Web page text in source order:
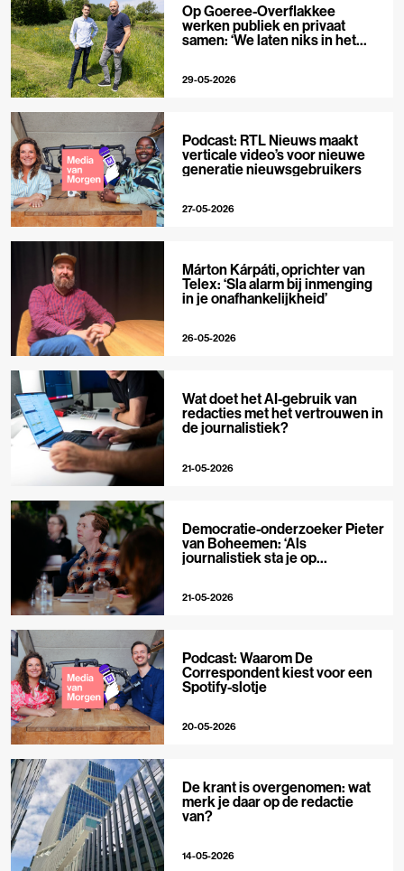
Op Goeree-Overflakkee
werken publiek en privaat
samen: ‘We laten niks in het
29-05-2026
Podcast: RTL Nieuws maakt
verticale video’s voor nieuwe
generatie nieuwsgebruikers
27-05-2026
Márton Kárpáti, oprichter van
Telex: ‘Sla alarm bij inmenging
in je onafhankelijkheid’
26-05-2026
Wat doet het AI-gebruik van
redacties met het vertrouwen in
de journalistiek?
21-05-2026
Democratie-onderzoeker Pieter
van Boheemen: ‘Als
journalistiek sta je op
21-05-2026
Podcast: Waarom De
Correspondent kiest voor een
Spotify-slotje
20-05-2026
De krant is overgenomen: wat
merk je daar op de redactie
van?
14-05-2026